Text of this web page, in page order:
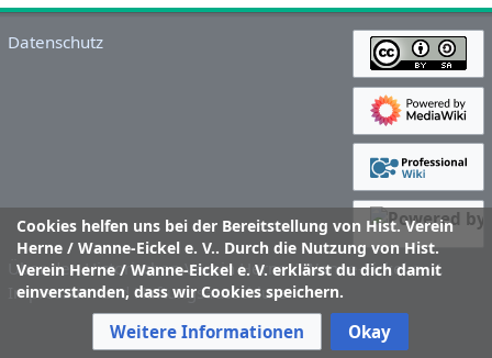
Cookies helfen uns bei der Bereitstellung von Hist. Verein
Herne / Wanne-Eickel e. V.. Durch die Nutzung von Hist.
Verein Herne / Wanne-Eickel e. V. erklärst du dich damit
einverstanden, dass wir Cookies speichern.
Weitere Informationen Okay
Datenschutz
Über den Historischen Verein Herne / Wanne-Eickel e. V.
Impressum und Haftungsausschluss